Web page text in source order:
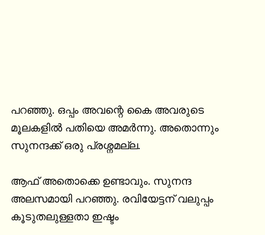
പറഞ്ഞു. ഒപ്പം അവന്റെ കൈ അവരുടെ
മൂലകളിൽ പതിയെ അമർന്നു. അതൊന്നും
സുനന്ദക്ക് ഒരു പ്രശ്നമല്ല.
ആഫ് അതൊക്കെ ഉണ്ടാവും. സുനന്ദ
അലസമായി പറഞ്ഞു. രവിയേട്ടന് വലുപ്പം
കൂടുതലുള്ളതാ ഇഷ്ടം